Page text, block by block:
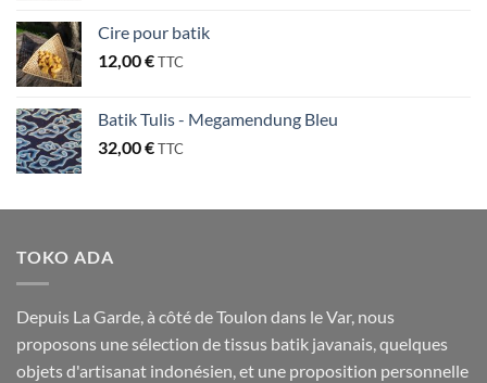
Cire pour batik
12,00€TTC
Batik Tulis - Megamendung Bleu
32,00€TTC
TOKO ADA
Depuis La Garde, à côté de Toulon dans le Var, nous
proposons une sélection de tissus batik javanais, quelques
objets d'artisanat indonésien, et une proposition personnelle